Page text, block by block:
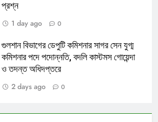
প্রশ্ন
1 day ago
0
গুলশান বিভাগের ডেপুটি কমিশনার সাগর সেন যুগ্ম
কমিশনার পদে পদোন্নতি, বদলি কাস্টমস গোয়েন্দা
ও তদন্ত অধিদপ্তরে
2 days ago
0